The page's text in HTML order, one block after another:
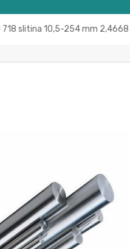
slitina 10,5-254 mm